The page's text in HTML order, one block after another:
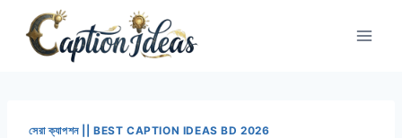
content
সেরা ক্যাপশন || BEST CAPTION IDEAS BD 2026